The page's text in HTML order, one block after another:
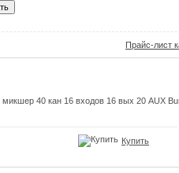
Прайс-лист
40 кан 16 входов 16 вых 20 AUX
Купить